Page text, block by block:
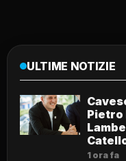
ULTIME NOTIZIE
Pietro
1 ora fa